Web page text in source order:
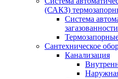
(САКЗ)
Система
Сантехническое
Канализация